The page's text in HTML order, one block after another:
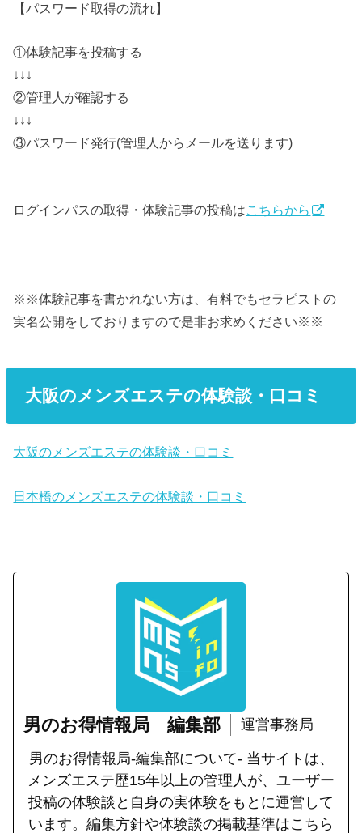
【パスワード取得の流れ】
①体験記事を投稿する
↓↓↓
②管理人が確認する
↓↓↓
③パスワード発行(管理人からメールを送ります)
ログインパスの取得・体験記事の投稿はこちらから
※※体験記事を書かれない方は、有料でもセラピストの
実名公開をしておりますので是非お求めください※※
大阪のメンズエステの体験談・口コミ
大阪のメンズエステの体験談・口コミ
日本橋のメンズエステの体験談・口コミ
男のお得情報局 編集部 運営事務局
男のお得情報局-編集部について- 当サイトは、
メンズエステ歴15年以上の管理人が、ユーザー
投稿の体験談と自身の実体験をもとに運営して
います。編集方針や体験談の掲載基準はこちら